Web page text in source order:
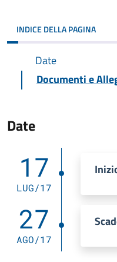
INDICE DELLA PAGINA
Date
Documenti e
Date
17
LUG/17
27
AGO/17